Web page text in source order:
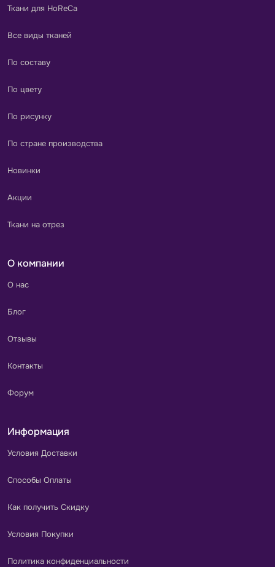
Ткани для HoReCa
Все виды тканей
По составу
По цвету
По рисунку
По стране производства
Новинки
Акции
Ткани на отрез
О компании
О нас
Блог
Отзывы
Контакты
Форум
Информация
Условия Доставки
Способы Оплаты
Как получить Скидку
Условия Покупки
Политика конфиденциальности